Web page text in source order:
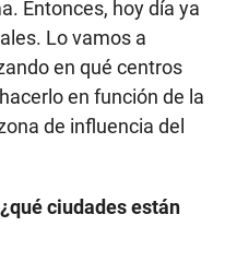
Entonces, hoy día ya
Lo vamos a
en qué centros
en función de la
de influencia del
ciudades están